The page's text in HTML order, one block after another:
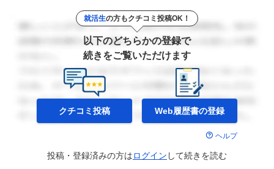
就活生の方もクチコミ投稿OK！
以下のどちらかの登録で
続きをご覧いただけます
クチコミ投稿 Web履歴書の登録
ヘルプ
投稿・登録済みの方はログイン して続きを読む